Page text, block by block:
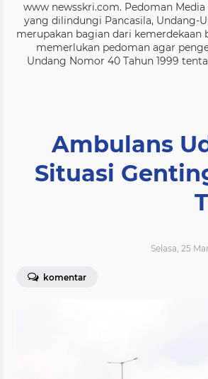
www newsskri.com. Pedoman
yang dilindungi Pancasila, Undang-
merupakan bagian dari kemerdekaan
memerlukan pedoman agar
Undang Nomor 40 Tahun 1999
Ambulans
Situasi
Selasa, 25
komentar